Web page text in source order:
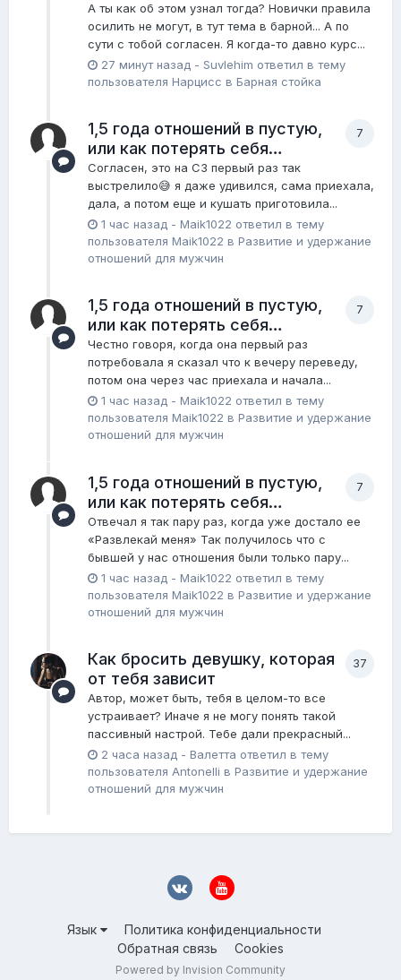
А ты как об этом узнал тогда? Новички правила
осилить не могут, в тут тема в барной... А по
сути с тобой согласен. Я когда-то давно курс...
27 минут назад - Suvlehim ответил в тему
пользователя Нарцисс в Барная стойка
7
1,5 года отношений в пустую,
или как потерять себя…
Согласен, это на СЗ первый раз так
выстрелило😅 я даже удивился, сама приехала,
дала, а потом еще и кушать приготовила...
1 час назад - Maik1022 ответил в тему
пользователя Maik1022 в Pазвитие и удержание
отношений для мужчин
7
1,5 года отношений в пустую,
или как потерять себя…
Честно говоря, когда она первый раз
потребовала я сказал что к вечеру переведу,
потом она через час приехала и начала...
1 час назад - Maik1022 ответил в тему
пользователя Maik1022 в Pазвитие и удержание
отношений для мужчин
7
1,5 года отношений в пустую,
или как потерять себя…
Отвечал я так пару раз, когда уже достало ее
«Развлекай меня» Так получилось что с
бывшей у нас отношения были только пару...
1 час назад - Maik1022 ответил в тему
пользователя Maik1022 в Pазвитие и удержание
отношений для мужчин
37
Как бросить девушку, которая
от тебя зависит
Автор, может быть, тебя в целом-то все
устраивает? Иначе я не могу понять такой
пассивный настрой. Тебе дали прекрасный...
2 часа назад - Валетта ответил в тему
пользователя Antonelli в Pазвитие и удержание
отношений для мужчин
Язык
Политика конфиденциальности
Обратная связь
Cookies
Powered by Invision Community